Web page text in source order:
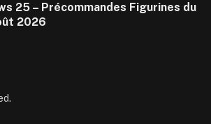
25 – Précommandes Figurines du
2026